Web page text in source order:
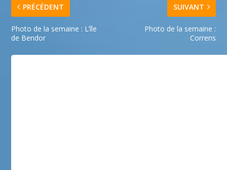
PRÉCÉDENT
Photo de la semaine : L’île
de Bendor
SUIVANT
Photo de la semaine :
Correns